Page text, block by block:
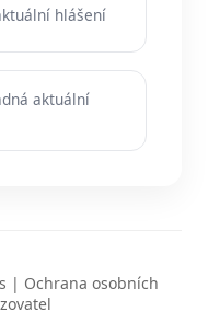
hlášení
aktuální
| Ochrana osobních